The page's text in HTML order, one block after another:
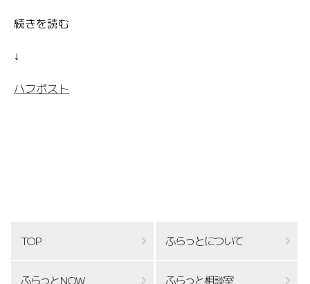
続きを読む
↓
ハフポスト
TOP ふらっとについて
ふらっとNOW ふらっと相談室